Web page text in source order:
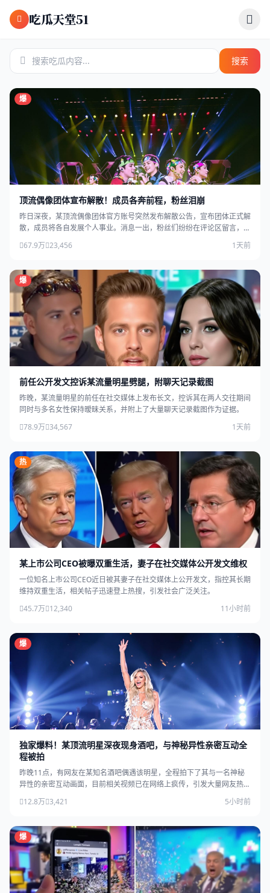
跳过导航
吃瓜天堂51
搜索
爆
顶流偶像团体宣布解散！成员各奔前程，粉丝泪崩
昨日深夜，某顶流偶像团体官方账号突然发布解散公告，宣布团体正式解
散，成员将各自发展个人事业。消息一出，粉丝们纷纷在评论区留言，场
67.9万 23,456 1天前
爆
前任公开发文控诉某流量明星劈腿，附聊天记录截图
昨晚，某流量明星的前任在社交媒体上发布长文，控诉其在两人交往期间
同时与多名女性保持暧昧关系，并附上了大量聊天记录截图作为证据。
78.9万 34,567 1天前
热
某上市公司CEO被曝双重生活，妻子在社交媒体公开发文维权
一位知名上市公司CEO近日被其妻子在社交媒体上公开发文，指控其长期
维持双重生活，相关帖子迅速登上热搜，引发社会广泛关注。
45.7万 12,340 11小时前
爆
独家爆料！某顶流明星深夜现身酒吧，与神秘异性亲密互动全
程被拍
昨晚11点，有网友在某知名酒吧偶遇该明星，全程拍下了其与一名神秘
异性的亲密互动画面，目前相关视频已在网络上疯传，引发大量网友热
12.8万 3,421 5小时前
爆